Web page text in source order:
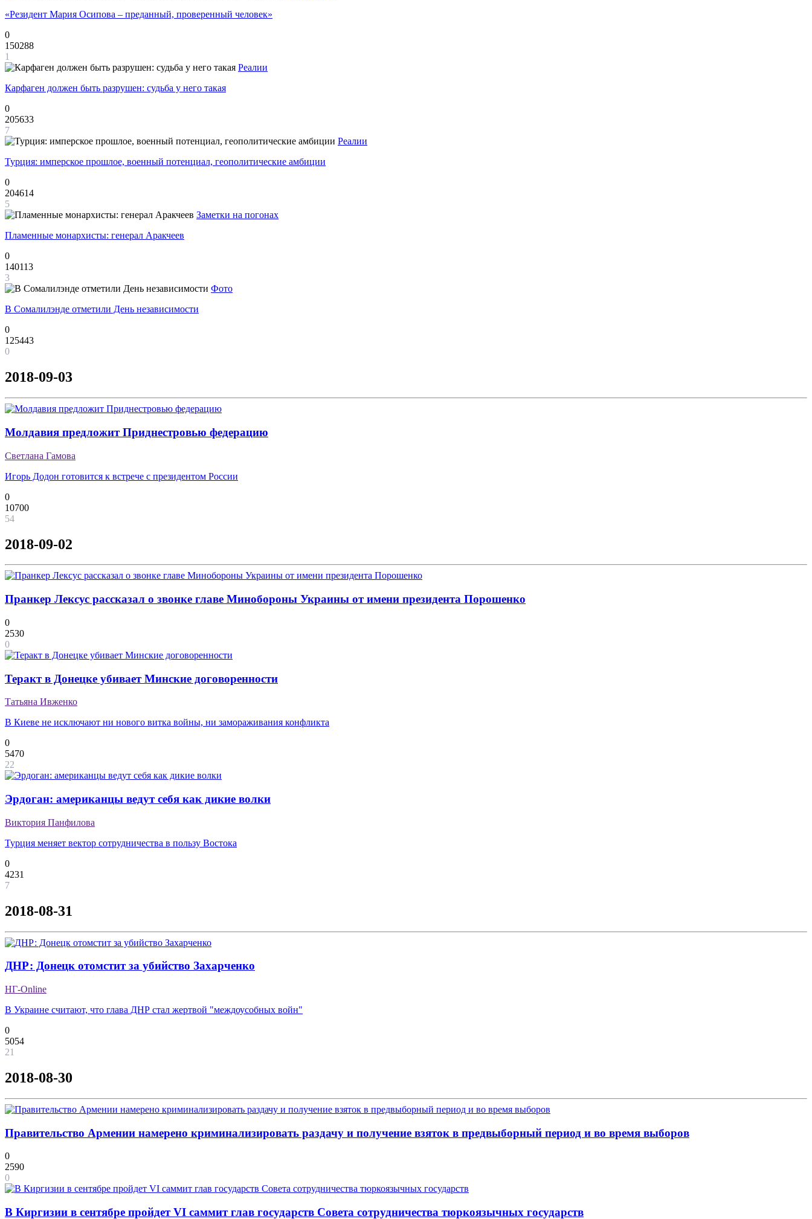
«Резидент Мария Осипова – преданный, проверенный человек»
0
150288
1
Реалии
Карфаген должен быть разрушен: судьба у него такая
0
205633
7
Реалии
Турция: имперское прошлое, военный потенциал, геополитические амбиции
0
204614
5
Заметки на погонах
Пламенные монархисты: генерал Аракчеев
0
140113
3
Фото
В Сомалилэнде отметили День независимости
0
125443
0
2018-09-03
Молдавия предложит Приднестровью федерацию
Светлана Гамова
Игорь Додон готовится к встрече с президентом России
0
10700
54
2018-09-02
Пранкер Лексус рассказал о звонке главе Минобороны Украины от имени президента Порошенко
0
2530
0
Теракт в Донецке убивает Минские договоренности
Татьяна Ивженко
В Киеве не исключают ни нового витка войны, ни замораживания конфликта
0
5470
22
Эрдоган: американцы ведут себя как дикие волки
Виктория Панфилова
Турция меняет вектор сотрудничества в пользу Востока
0
4231
7
2018-08-31
ДНР: Донецк отомстит за убийство Захарченко
НГ-Online
В Украине считают, что глава ДНР стал жертвой "междоусобных войн"
0
5054
21
2018-08-30
Правительство Армении намерено криминализировать раздачу и получение взяток в предвыборный период и во время выборов
0
2590
0
В Киргизии в сентябре пройдет VI саммит глав государств Совета сотрудничества тюркоязычных государств